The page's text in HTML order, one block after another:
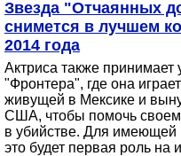
Звезда "Отчаянных
снимется в лучшем
2014 года
Актриса также
"Фронтера", где она
живущей в Мексике и
США, чтобы помочь
в убийстве. Для имеющей
это будет первая роль на